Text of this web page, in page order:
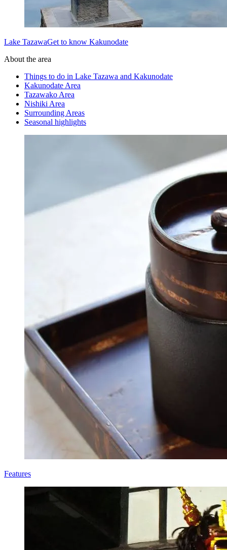
Lake TazawaGet to know Kakunodate
About the area
Things to do in Lake Tazawa and Kakunodate
Kakunodate Area
Tazawako Area
Nishiki Area
Surrounding Areas
Seasonal highlights
Features